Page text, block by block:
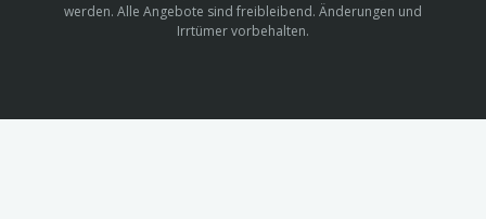
werden. Alle Angebote sind freibleibend. Änderungen und
Irrtümer vorbehalten.